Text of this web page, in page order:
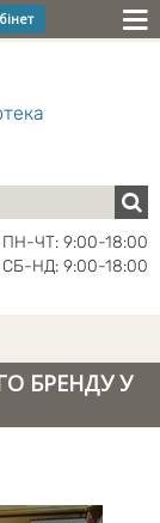
ПН-ЧТ: 9:00-18:00
СБ-НД: 9:00-18:00
БРЕНДУ У